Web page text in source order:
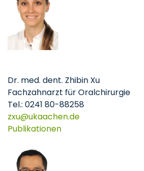
Dr. med. dent. Zhibin Xu
Fachzahnarzt für Oralchirurgie
Tel.: 0241 80-88258
zxu
ukaachende
Publikationen